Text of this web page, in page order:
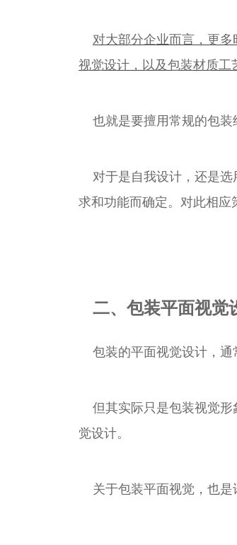
对大部分企业而言，更
视觉设计，以及包装材质
也就是要擅用常规的包装
对于是自我设计，还是
求和功能而确定。对此相应
二、包装平面视觉
包装的平面视觉设计，通
但其实际只是包装视觉
觉设计。
关于包装平面视觉，也是